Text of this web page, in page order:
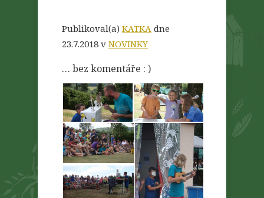
Publikoval(a) KATKA dne
23.7.2018 v NOVINKY
… bez komentáře : )